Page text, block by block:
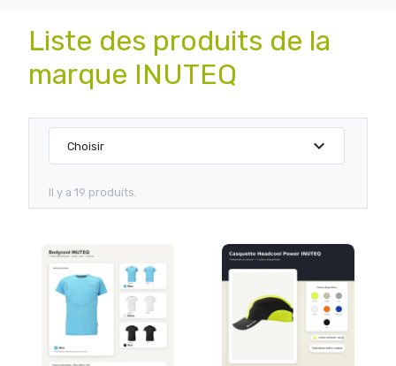
Liste des produits de la
marque INUTEQ
Il y a 19 produits.
Choisir expand_more